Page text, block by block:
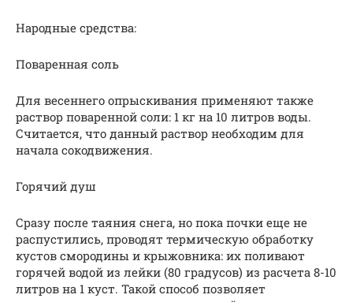
Народные средства:
Поваренная соль
Для весеннего опрыскивания применяют также
раствор поваренной соли: 1 кг на 10 литров воды.
Считается, что данный раствор необходим для
начала сокодвижения.
Горячий душ
Сразу после таяния снега, но пока почки еще не
распустились, проводят термическую обработку
кустов смородины и крыжовника: их поливают
горячей водой из лейки (80 градусов) из расчета 8-10
литров на 1 куст. Такой способ позволяет